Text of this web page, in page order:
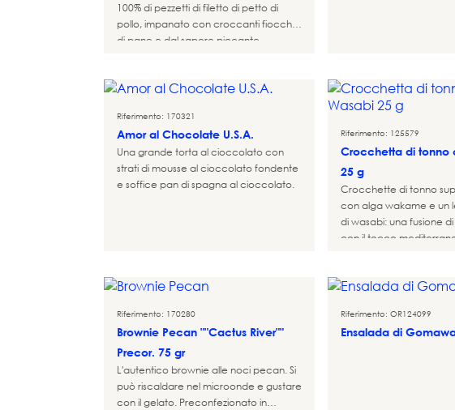
100% di pezzetti di filetto di petto di
pollo, impanato con croccanti fiocchi
di pane e dal sapore piccante.
Riferimento: 170321
Amor al Chocolate U.S.A.
Una grande torta al cioccolato con
strati di mousse al cioccolato fondente
e soffice pan di spagna al cioccolato.
Riferimento: 125579
Crocchetta di tonno
25 g
Crocchette di tonno
con alga wakame e un
di wasabi: una fusione
con il tocco
rende perfetta da
Riferimento: 170280
Brownie Pecan ""Cactus River""
Precor. 75 gr
L'autentico brownie alle noci pecan. Si
può riscaldare nel microonde e gustare
con il gelato. Preconfezionato in
Riferimento: OR124099
Ensalada di